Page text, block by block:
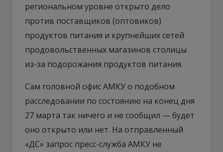
региональном уровне открыто дело
против поставщиков (оптовиков)
продуктов питания и крупнейших сетей
продовольственных магазинов столицы
из-за подорожания продуктов питания.
Сам головной офис АМКУ о подобном
расследовании по состоянию на конец дня
27 марта так ничего и не сообщил — будет
оно открыто или нет. На отправленный
«ДС» запрос пресс-служба АМКУ не